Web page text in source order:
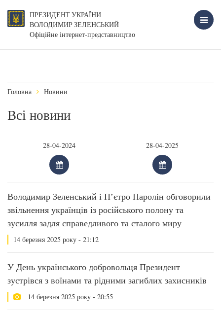
ПРЕЗИДЕНТ УКРАЇНИ
ВОЛОДИМИР ЗЕЛЕНСЬКИЙ
Офіційне інтернет-представництво
Головна Новини
Всі новини
Володимир Зеленський і П’єтро Паролін обговорили
звільнення українців із російського полону та
зусилля задля справедливого та сталого миру
14 березня 2025 року - 21:12
У День українського добровольця Президент
зустрівся з воїнами та рідними загиблих захисників
14 березня 2025 року - 20:55